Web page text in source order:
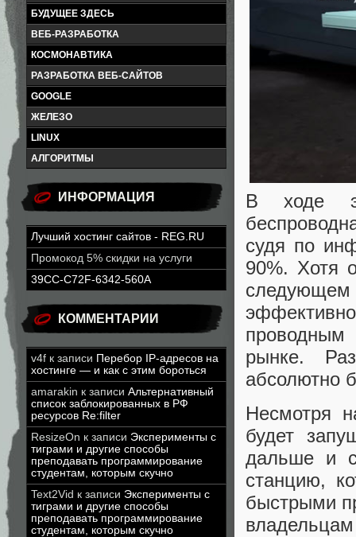
БУДУЩЕЕ ЗДЕСЬ
ВЕБ-РАЗРАБОТКА
КОСМОНАВТИКА
РАЗРАБОТКА ВЕБ-САЙТОВ
GOOGLE
ЖЕЛЕЗО
LINUX
АЛГОРИТМЫ
ИНФОРМАЦИЯ
Лучший хостинг сайтов - REG.RU
Промокод 5% скидки на услуги
39CC-C72F-6342-560A
КОММЕНТАРИИ
v4f к записи Перебор IP-адресов на
хостинге — и как с этим бороться
amarakin к записи Альтернативный
список заблокированных в РФ
ресурсов Re:filter
ResizeOn к записи Эксперименты с
тиграми и другие способы
преподавать программирование
студентам, которым скучно
Text2Vid к записи Эксперименты с
тиграми и другие способы
преподавать программирование
студентам, которым скучно
В ходе
судя по
90%. Хотя
рынке.
абсолютно
Несмотря
будет
дальше и
станцию,
быстрыми